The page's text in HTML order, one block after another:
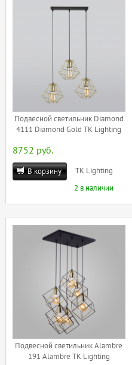
Подвесной светильник Diamond
4111 Diamond Gold TK Lighting
8752 руб.
В корзину
TK Lighting
2 в наличии
Подвесной светильник Alambre
191 Alambre TK Lighting